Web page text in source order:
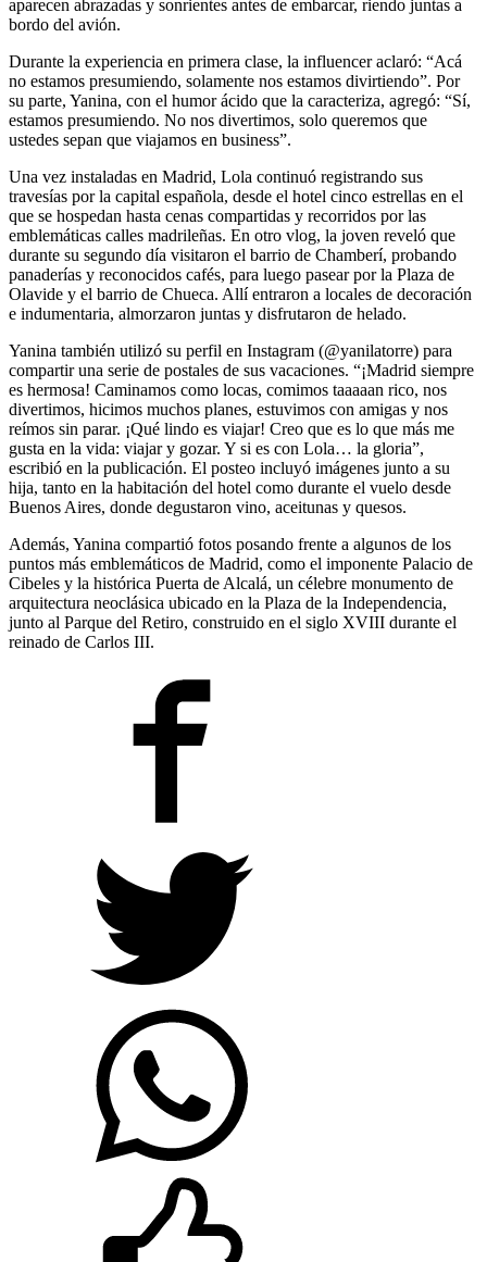
aparecen abrazadas y sonrientes antes de embarcar, riendo juntas a
bordo del avión.
Durante la experiencia en primera clase, la influencer aclaró: “Acá
no estamos presumiendo, solamente nos estamos divirtiendo”. Por
su parte, Yanina, con el humor ácido que la caracteriza, agregó: “Sí,
estamos presumiendo. No nos divertimos, solo queremos que
ustedes sepan que viajamos en business”.
Una vez instaladas en Madrid, Lola continuó registrando sus
travesías por la capital española, desde el hotel cinco estrellas en el
que se hospedan hasta cenas compartidas y recorridos por las
emblemáticas calles madrileñas. En otro vlog, la joven reveló que
durante su segundo día visitaron el barrio de Chamberí, probando
panaderías y reconocidos cafés, para luego pasear por la Plaza de
Olavide y el barrio de Chueca. Allí entraron a locales de decoración
e indumentaria, almorzaron juntas y disfrutaron de helado.
Yanina también utilizó su perfil en Instagram (@yanilatorre) para
compartir una serie de postales de sus vacaciones. “¡Madrid siempre
es hermosa! Caminamos como locas, comimos taaaaan rico, nos
divertimos, hicimos muchos planes, estuvimos con amigas y nos
reímos sin parar. ¡Qué lindo es viajar! Creo que es lo que más me
gusta en la vida: viajar y gozar. Y si es con Lola… la gloria”,
escribió en la publicación. El posteo incluyó imágenes junto a su
hija, tanto en la habitación del hotel como durante el vuelo desde
Buenos Aires, donde degustaron vino, aceitunas y quesos.
Además, Yanina compartió fotos posando frente a algunos de los
puntos más emblemáticos de Madrid, como el imponente Palacio de
Cibeles y la histórica Puerta de Alcalá, un célebre monumento de
arquitectura neoclásica ubicado en la Plaza de la Independencia,
junto al Parque del Retiro, construido en el siglo XVIII durante el
reinado de Carlos III.